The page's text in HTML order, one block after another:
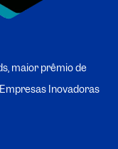
maior prêmio de
Inovadoras